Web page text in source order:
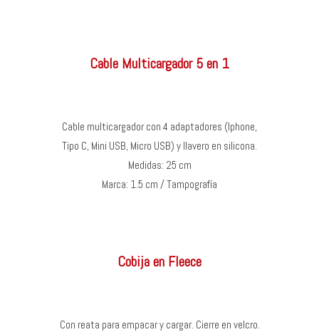
Cable Multicargador 5 en 1
Cable multicargador con 4 adaptadores (Iphone,
Tipo C, Mini USB, Micro USB) y llavero en silicona.
Medidas: 25 cm
Marca: 1.5 cm / Tampografía
Cobija en Fleece
Con reata para empacar y cargar. Cierre en velcro.